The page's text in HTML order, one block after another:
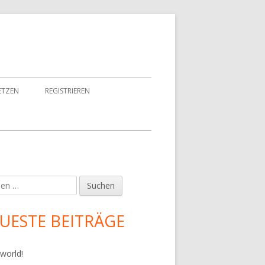
REGISTRIEREN
BEITRÄGE